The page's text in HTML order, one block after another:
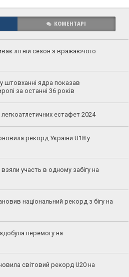
КОМЕНТАРІ
літній сезон з вражаючого
штовханні ядра показав
за останні 36 років
естафет 2024
рекорд України U18 у
участь в одному забігу на
національний рекорд з бігу на
перемогу на
світовий рекорд U20 на